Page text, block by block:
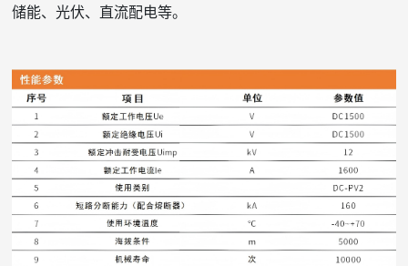
储能、光伏、直流配电等。